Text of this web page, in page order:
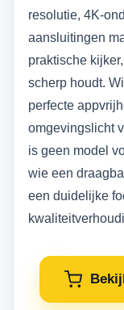
resolutie, 4K-
aansluitingen
praktische
scherp houdt.
perfecte
omgevingslicht
is geen model
wie een
een duidelijke